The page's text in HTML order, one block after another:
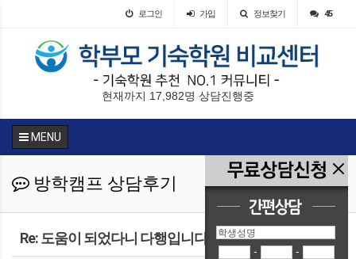
- -
로그인 가입 정보찾기 45
현재까지 17,982명 상담진행중
MENU
방학캠프 상담후기
Re: 도움이 되었다니 다행입니다. ^^